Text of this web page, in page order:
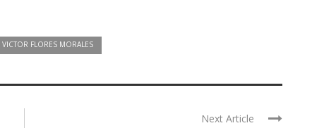
VICTOR FLORES MORALES
Next Article